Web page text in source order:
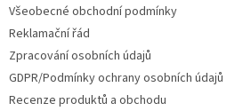
Všeobecné obchodní podmínky
Reklamační řád
Zpracování osobních údajů
GDPR/Podmínky ochrany osobních údajů
Recenze produktů a obchodu